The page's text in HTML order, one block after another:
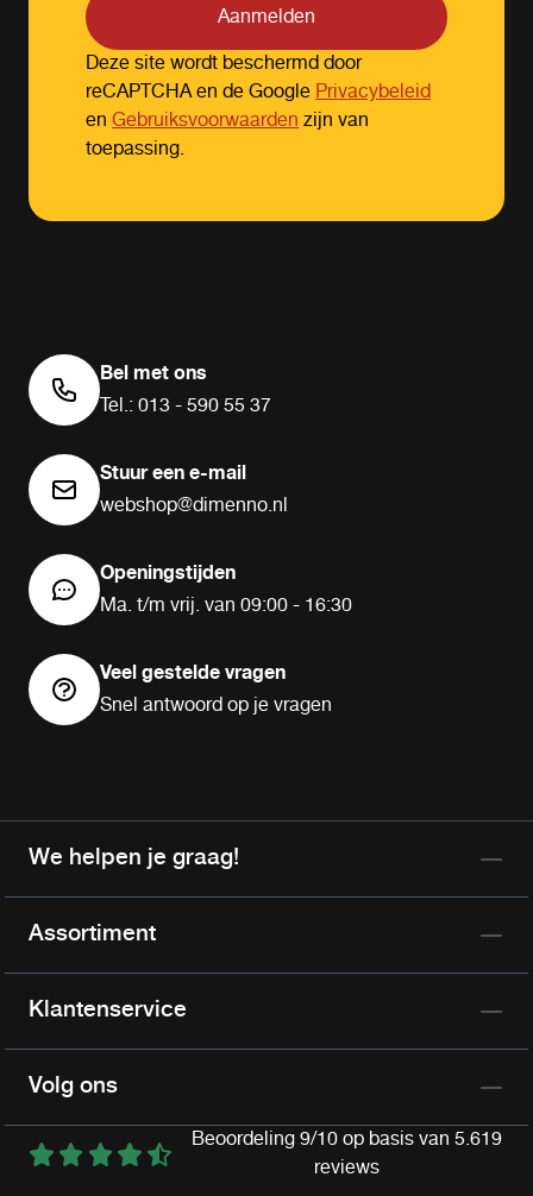
Aanmelden
Deze site wordt beschermd door
reCAPTCHA en de GooglePrivacybeleid
en Gebruiksvoorwaardenzijn van
toepassing.
Bel met ons
Tel.: 013 - 590 55 37
Stuur een e-mail
webshop@dimenno.nl
Openingstijden
Ma. t/m vrij. van 09:00 - 16:30
Veel gestelde vragen
Snel antwoord op je vragen
We helpen je graag!
Assortiment
Klantenservice
Volg ons
Beoordeling 9/10 op basis van 5.619
reviews